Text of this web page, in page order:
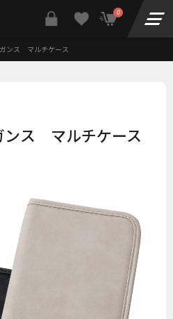
0
ンス マルチケース
ンス マルチケース